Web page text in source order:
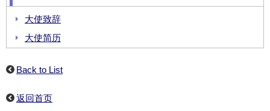
大使致辞
大使简历
Back to List
返回首页